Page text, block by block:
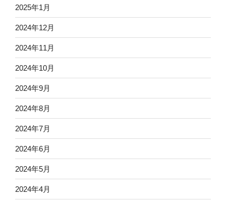
2025年1月
2024年12月
2024年11月
2024年10月
2024年9月
2024年8月
2024年7月
2024年6月
2024年5月
2024年4月